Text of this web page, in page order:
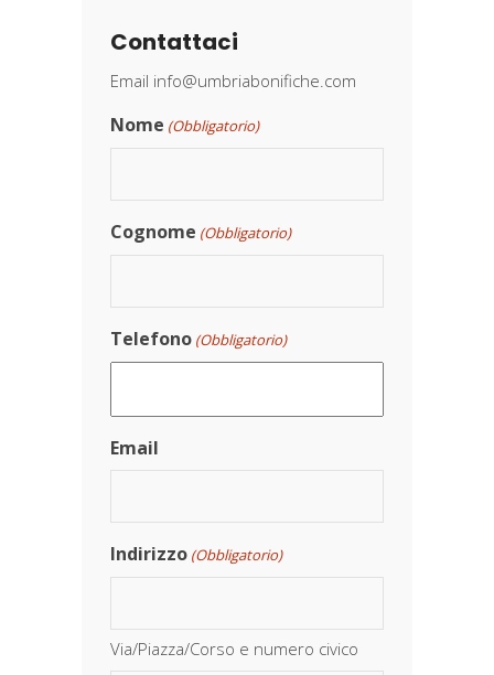
Contattaci
Email info@umbriabonifiche.com
Nome (Obbligatorio)
Cognome (Obbligatorio)
Telefono (Obbligatorio)
Email
Indirizzo (Obbligatorio)
Via/Piazza/Corso e numero civico